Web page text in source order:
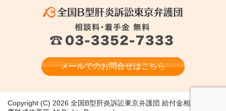
メールでのお問合せはこちら
Copyright (C) 2026 全国B型肝炎訴訟東京弁護団 給付金相談 医療